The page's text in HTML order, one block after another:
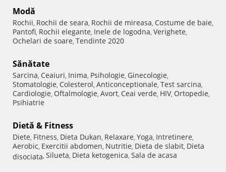
Modă
Rochii, Rochii de seara, Rochii de mireasa, Costume de baie,
Pantofi, Rochii elegante, Inele de logodna, Verighete,
Ochelari de soare, Tendinte 2020
Sănătate
Sarcina, Ceaiuri, Inima, Psihologie, Ginecologie,
Stomatologie, Colesterol, Anticonceptionale, Test sarcina,
Cardiologie, Oftalmologie, Avort, Ceai verde, HIV, Ortopedie,
Psihiatrie
Dietă & Fitness
Diete, Fitness, Dieta Dukan, Relaxare, Yoga, Intretinere,
Aerobic, Exercitii abdomen, Nutritie, Dieta de slabit, Dieta
disociata, Silueta, Dieta ketogenica, Sala de acasa